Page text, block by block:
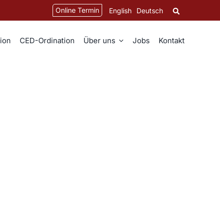
Online Termin English Deutsch
CED-Ordination Über uns Jobs Kontakt